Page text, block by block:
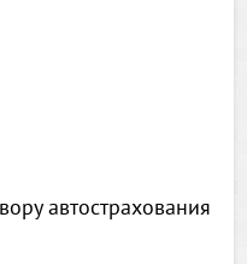
автострахования